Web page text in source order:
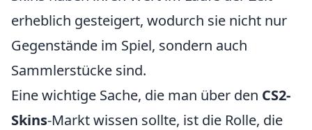
erheblich gesteigert, wodurch sie nicht nur
Gegenstände im Spiel, sondern auch
Sammlerstücke sind.
Eine wichtige Sache, die man über den CS2-
Skins-Markt wissen sollte, ist die Rolle, die